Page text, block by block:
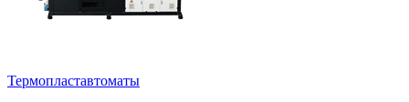
Термопластавтоматы